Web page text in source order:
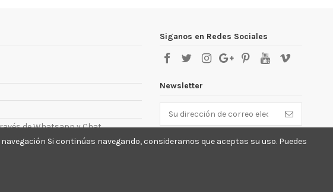
de Whatsapp y Chat
Siganos en Redes Sociales
Newsletter
Para ello, consulte nuestra información de
Si continúas navegando, consideramos que aceptas su uso. Puedes